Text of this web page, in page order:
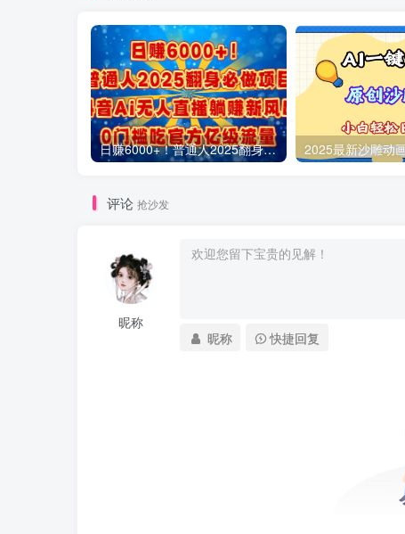
日赚6000+！普通人2025翻身必做项目，抖音Ai无人直播躺赚新风口，0门槛吃官方亿级流量
评论 抢沙发
昵称
昵称 快捷回复